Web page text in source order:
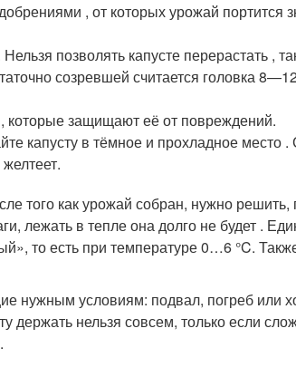
, от которых урожай портится
позволять капусте перерастать ,
созревшей считается головка
, которые защищают её от повреждений.
капусту в тёмное и прохладное место
того как урожай собран, нужно решить,
лежать в тепле она долго не будет .
то есть при температуре 0…6 °C.
нужным условиям: подвал, погреб или
держать нельзя совсем, только если